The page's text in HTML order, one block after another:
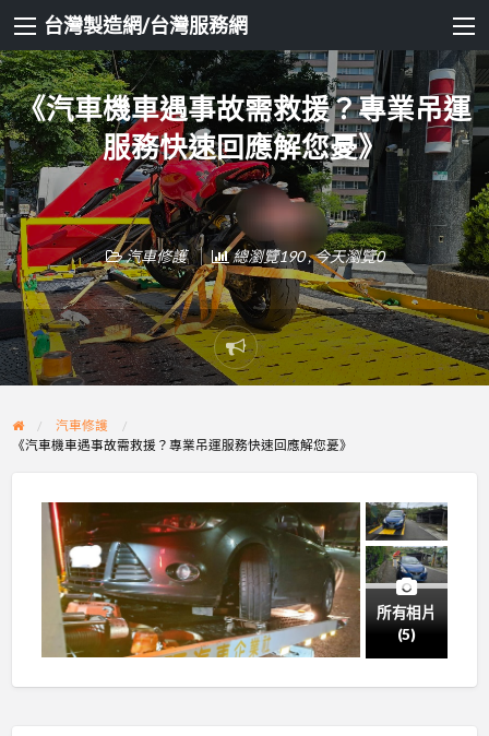
台灣製造網/台灣服務網
《汽車機車遇事故需救援？專業吊運
服務快速回應解您憂》
汽車修護 總瀏覽190 , 今天瀏覽0
Report
problem
汽車修護
《汽車機車遇事故需救援？專業吊運服務快速回應解您憂》
所有相片
(5)